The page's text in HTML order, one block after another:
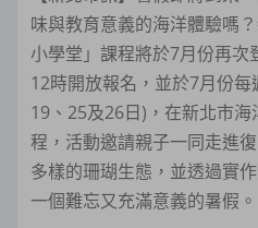
味與教育意義的海洋體驗嗎
小學堂」課程將於7月份再次
12時開放報名，並於7月份每
19、25及26日)，在新北市
程，活動邀請親子一同走進
多樣的珊瑚生態，並透過實
一個難忘又充滿意義的暑假。